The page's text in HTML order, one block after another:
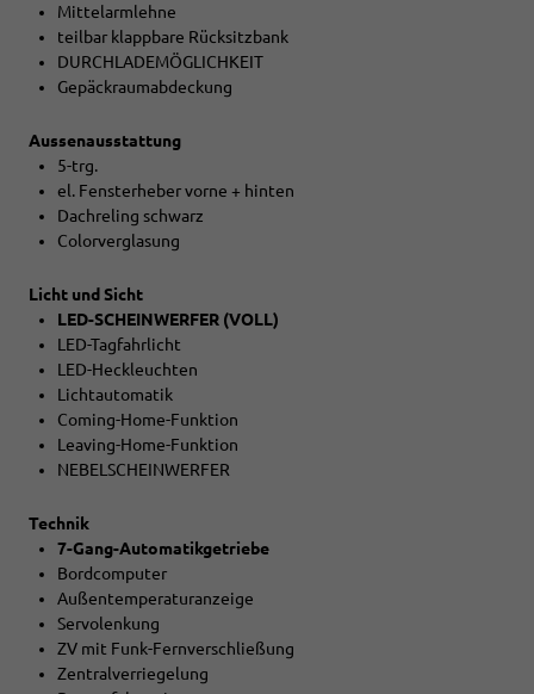
Mittelarmlehne
teilbar klappbare Rücksitzbank
DURCHLADEMÖGLICHKEIT
Gepäckraumabdeckung
Aussenausstattung
5-trg.
el. Fensterheber vorne + hinten
Dachreling schwarz
Colorverglasung
Licht und Sicht
LED-SCHEINWERFER (VOLL)
LED-Tagfahrlicht
LED-Heckleuchten
Lichtautomatik
Coming-Home-Funktion
Leaving-Home-Funktion
NEBELSCHEINWERFER
Technik
7-Gang-Automatikgetriebe
Bordcomputer
Außentemperaturanzeige
Servolenkung
ZV mit Funk-Fernverschließung
Zentralverriegelung